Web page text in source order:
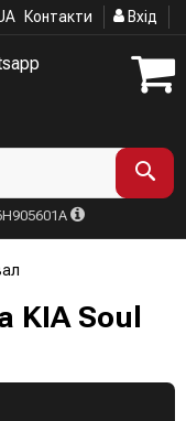
Контакти Вхід
KIA Soul